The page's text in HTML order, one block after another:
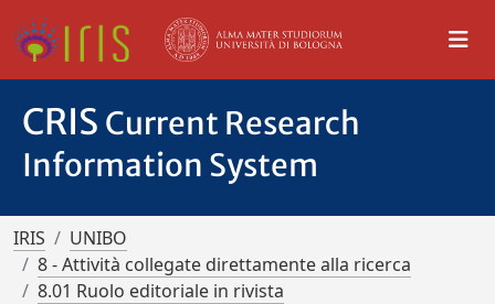
CRIS Current Research
Information System
IRIS
UNIBO
8 - Attività collegate direttamente alla ricerca
8.01 Ruolo editoriale in rivista